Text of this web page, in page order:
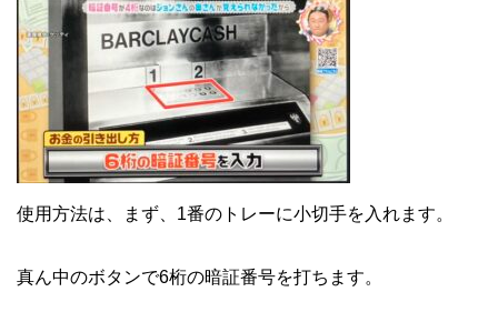
使用方法は、まず、1番のトレーに小切手を入れます。
真ん中のボタンで6桁の暗証番号を打ちます。